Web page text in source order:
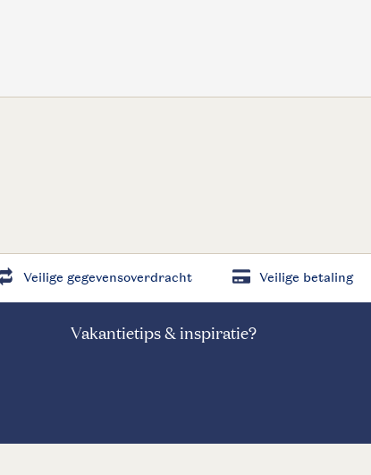
Veilige gegevensoverdracht Veilige betaling
Vakantietips & inspiratie?